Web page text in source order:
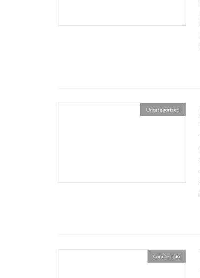
Uncategorized
Competição